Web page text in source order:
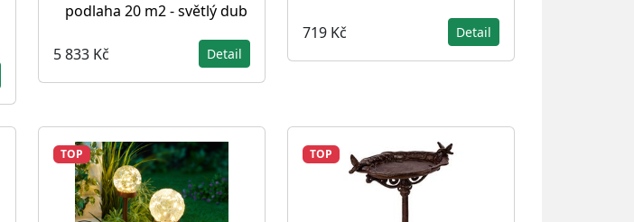
podlaha 20 m2 - světlý dub
5 833 Kč Detail
719 Kč Detail
TOP TOP